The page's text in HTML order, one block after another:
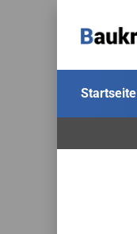
Startseite